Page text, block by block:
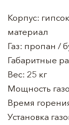
Корпус:
материал
Газ: пропан /
Габаритные
Вес: 25 кг
Мощность
Время
Установка